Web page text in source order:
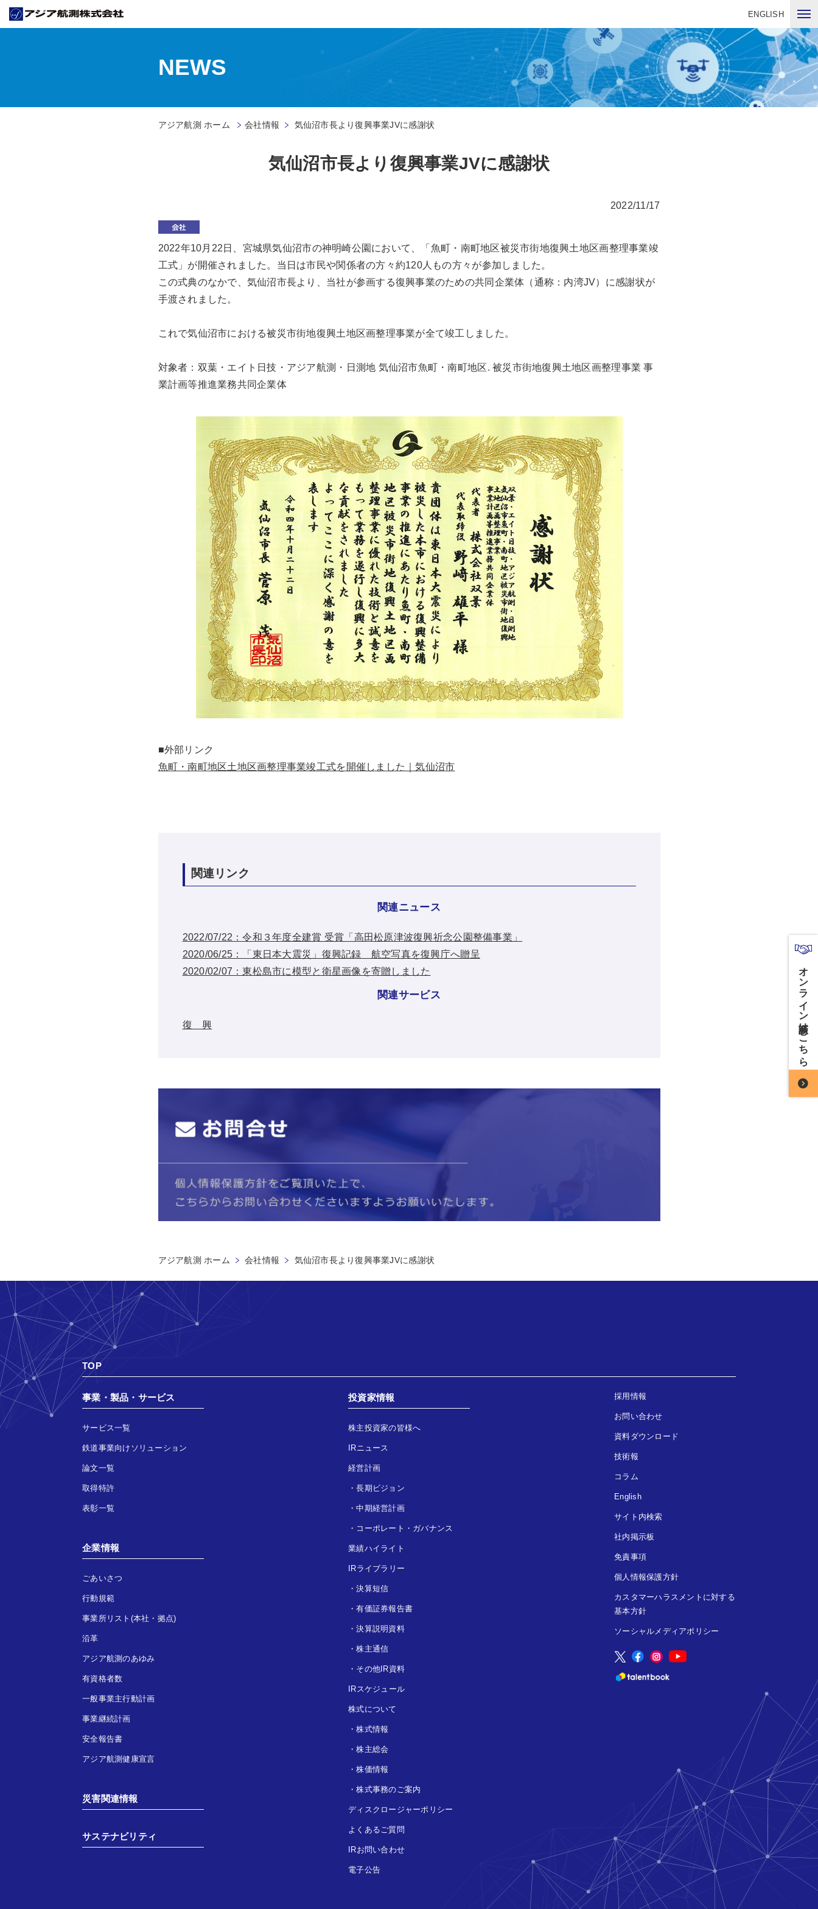
ENGLISH
NEWS
アジア航測 ホーム 会社情報 気仙沼市長より復興事業JVに感謝状
気仙沼市長より復興事業JVに感謝状
2022/11/17
2022年10月22日、宮城県気仙沼市の神明崎公園において、「魚町・南町地区被災市街地復興土地区画整理事業竣
工式」が開催されました。当日は市民や関係者の方々約120人もの方々が参加しました。
この式典のなかで、気仙沼市長より、当社が参画する復興事業のための共同企業体（通称：内湾JV）に感謝状が
手渡されました。
これで気仙沼市における被災市街地復興土地区画整理事業が全て竣工しました。
対象者：双葉・エイト日技・アジア航測・日測地 気仙沼市魚町・南町地区. 被災市街地復興土地区画整理事業 事
業計画等推進業務共同企業体
■外部リンク
魚町・南町地区土地区画整理事業竣工式を開催しました｜気仙沼市
関連リンク
関連ニュース
2022/07/22：令和３年度全建賞 受賞「高田松原津波復興祈念公園整備事業」
2020/06/25：「東日本大震災」復興記録 航空写真を復興庁へ贈呈
2020/02/07：東松島市に模型と衛星画像を寄贈しました
関連サービス
復 興
アジア航測 ホーム 会社情報 気仙沼市長より復興事業JVに感謝状
TOP
事業・製品・サービス
サービス一覧
鉄道事業向けソリューション
論文一覧
取得特許
表彰一覧
企業情報
ごあいさつ
行動規範
事業所リスト(本社・拠点)
沿革
アジア航測のあゆみ
有資格者数
一般事業主行動計画
事業継続計画
安全報告書
アジア航測健康宣言
災害関連情報
サステナビリティ
投資家情報
株主投資家の皆様へ
IRニュース
経営計画
・長期ビジョン
・中期経営計画
・ コーポレート・ガバナンス
業績ハイライト
IRライブラリー
・決算短信
・有価証券報告書
・決算説明資料
・株主通信
・ その他IR資料
IRスケジュール
株式について
・株式情報
・株主総会
・株価情報
・株式事務のご案内
ディスクロージャーポリシー
よくあるご質問
IRお問い合わせ
電子公告
採用情報
お問い合わせ
資料ダウンロード
技術報
コラム
English
サイト内検索
社内掲示板
免責事項
個人情報保護方針
カスタマーハラスメントに対する
基本方針
ソーシャルメディアポリシー
オンライン商談はこちら